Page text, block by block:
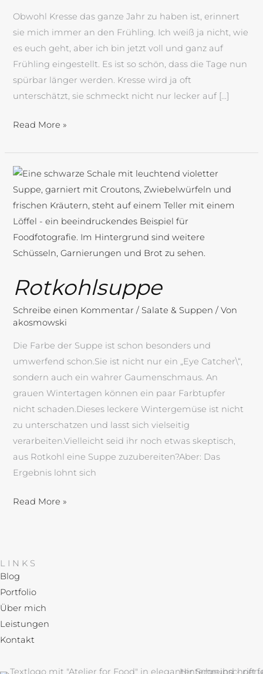
Obwohl Kresse das ganze Jahr zu haben ist, erinnert
sie mich immer an den Frühling. Ich weiß ja nicht, wie
es euch geht, aber ich bin jetzt voll und ganz auf
Frühling eingestellt. Es ist so schön, dass die Tage nun
spürbar länger werden. Kresse wird ja oft
unterschätzt, sie schmeckt nicht nur lecker auf […]
Read More »
Rotkohlsuppe
Schreibe einen Kommentar / Salate & Suppen / Von
akosmowski
Die Farbe der Suppe ist schon besonders und
umwerfend schon.Sie ist nicht nur ein „Eye Catcher\“,
sondern auch ein wahrer Gaumenschmaus. An
grauen Wintertagen können ein paar Farbtupfer
nicht schaden.Dieses leckere Wintergemüse ist nicht
zu unterschatzen und lasst sich vielseitig
verarbeiten.Vielleicht seid ihr noch etwas skeptisch,
aus Rotkohl eine Suppe zuzubereiten?Aber: Das
Ergebnis lohnt sich
Rotkohlsuppe
Read More »
LINKS
Blog
Portfolio
Über mich
Leistungen
Kontakt